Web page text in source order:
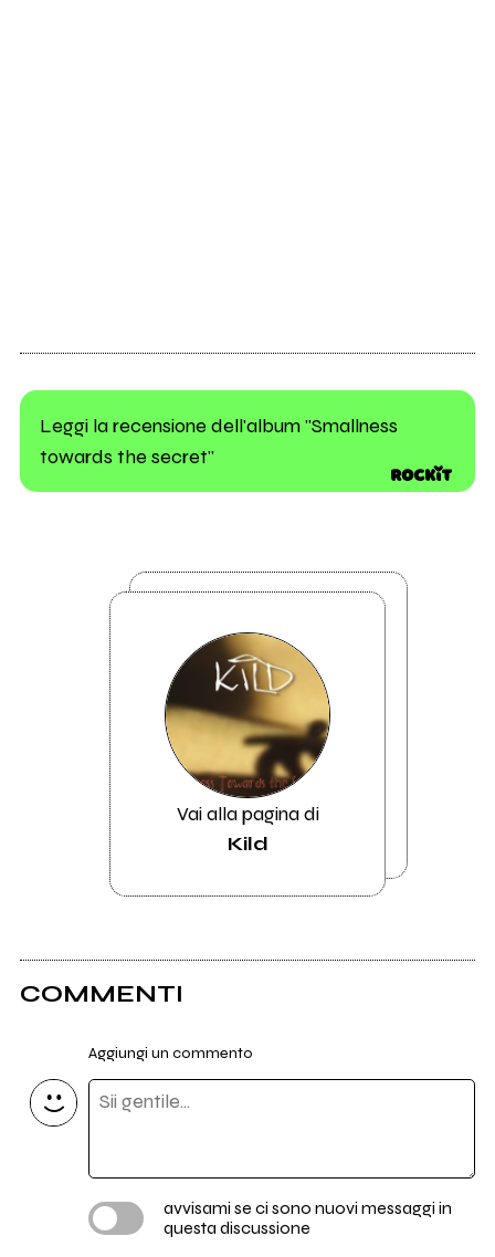
Leggi la recensione dell'album "Smallness
towards the secret"
Vai alla pagina di
Kild
COMMENTI
Aggiungi un commento
avvisami se ci sono nuovi messaggi in
questa discussione